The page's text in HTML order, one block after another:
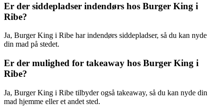
Er der siddepladser indendørs hos Burger King i
Ribe?
Ja, Burger King i Ribe har indendørs siddepladser, så du kan nyde
din mad på stedet.
Er der mulighed for takeaway hos Burger King i
Ribe?
Ja, Burger King i Ribe tilbyder også takeaway, så du kan nyde din
mad hjemme eller et andet sted.